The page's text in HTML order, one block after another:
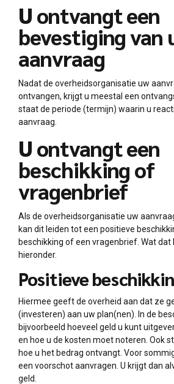
U ontvangt een
bevestiging van
aanvraag
Nadat de overheidsorganisatie uw
ontvangen, krijgt u meestal een
staat de periode (termijn) waarin u
aanvraag.
U ontvangt een
beschikking of
vragenbrief
Als de overheidsorganisatie uw
kan dit leiden tot een positieve
beschikking of een vragenbrief. Wat dat
hieronder.
Positieve
Hiermee geeft de overheid aan dat ze
(investeren) aan uw plan(nen). In de
bijvoorbeeld hoeveel geld u kunt
en hoe u de kosten moet noteren. Ook
hoe u het bedrag ontvangt. Voor
een voorschot aanvragen. U krijgt dan
geld.